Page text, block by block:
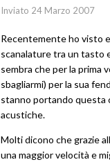
Inviato 24 Marzo 2007
Recentemente ho visto
scanalature tra un tasto
sembra che per la prima
sbagliarmi) per la sua
stanno portando questa
acustiche.
Molti dicono che grazie
una maggior velocità e